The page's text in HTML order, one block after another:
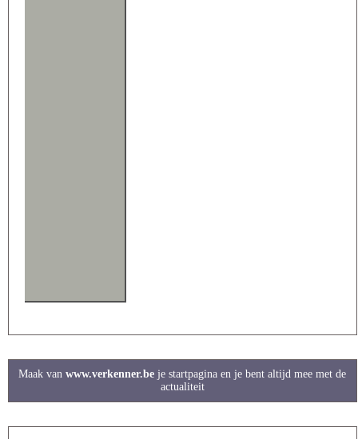
Maak vanwww.verkenner.be je startpagina en je bent altijd mee met de
actualiteit